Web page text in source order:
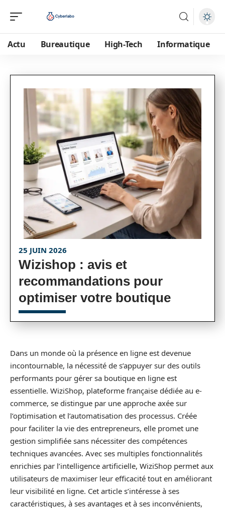
Actu Bureautique High-Tech Informatique
25 JUIN 2026
Wizishop : avis et
recommandations pour
optimiser votre boutique
Dans un monde où la présence en ligne est devenue
incontournable, la nécessité de s’appuyer sur des outils
performants pour gérer sa boutique en ligne est
essentielle. WiziShop, plateforme française dédiée au e-
commerce, se distingue par une approche axée sur
l’optimisation et l’automatisation des processus. Créée
pour faciliter la vie des entrepreneurs, elle promet une
gestion simplifiée sans nécessiter des compétences
techniques avancées. Avec ses multiples fonctionnalités
enrichies par l’intelligence artificielle, WiziShop permet aux
utilisateurs de maximiser leur efficacité tout en améliorant
leur visibilité en ligne. Cet article s’intéresse à ses
caractéristiques, à ses avantages et à ses inconvénients,